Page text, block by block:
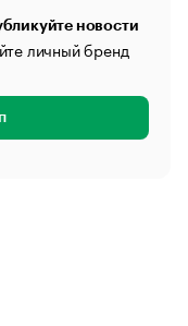
новости
личный бренд